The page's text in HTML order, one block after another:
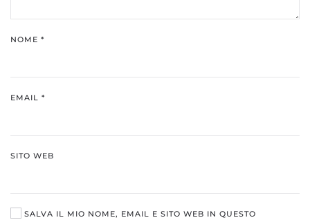
NOME *
EMAIL *
SITO WEB
SALVA IL MIO NOME, EMAIL E SITO WEB IN QUESTO